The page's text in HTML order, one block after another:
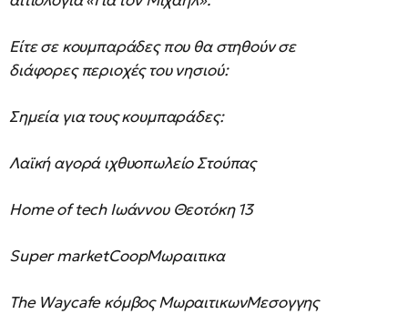
Είτε σε κουμπαράδες που θα στηθούν σε
διάφορες περιοχές του νησιού:
Σημεία για τους κουμπαράδες:
Λαϊκή αγορά ιχθυοπωλείο Στούπας
Home of tech Ιωάννου Θεοτόκη 13
Super marketCoopΜωραιτικα
The Waycafe κόμβος ΜωραιτικωνΜεσογγης